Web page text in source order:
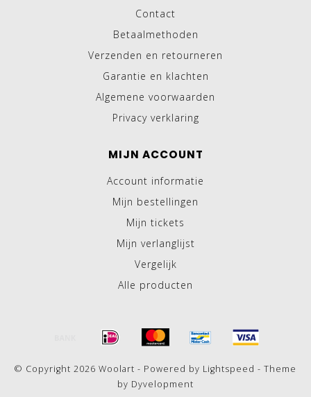
Contact
Betaalmethoden
Verzenden en retourneren
Garantie en klachten
Algemene voorwaarden
Privacy verklaring
MIJN ACCOUNT
Account informatie
Mijn bestellingen
Mijn tickets
Mijn verlanglijst
Vergelijk
Alle producten
© Copyright 2026 Woolart - Powered by Lightspeed - Theme
by Dyvelopment